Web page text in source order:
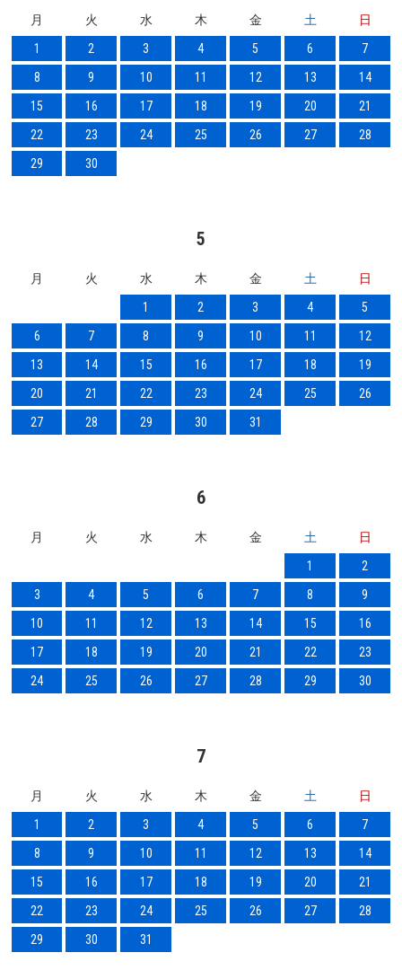
月 火 水 木 金 土
日
1
2 3 4 5 6
7
8
9 10 11 12 13
14
15
16 17 18 19 20
21
22
23 24 25 26 27
28
29
30
5
月 火 水 木 金 土
日
1
2 3 4
5
6
7 8 9 10 11
12
13
14 15 16 17 18
19
20
21 22 23 24 25
26
27
28 29 30 31
6
月 火 水 木 金 土
日
1
2
3
4 5 6 7 8
9
10
11 12 13 14 15
16
17
18 19 20 21 22
23
24
25 26 27 28 29 30
7
月 火 水 木 金 土
日
1
2 3 4 5 6
7
8
9 10 11 12 13
14
15
16 17 18 19 20
21
22
23 24 25 26 27
28
29
30 31